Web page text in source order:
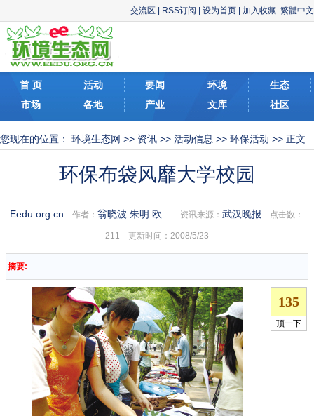
交流区 RSS订阅 设为首页 加入收藏 繁體中文
首 页 活动 要闻 环境
生态
市场
各地 产业 文库 社区
您现在的位置： 环境生态网 >> 资讯 >> 活动信息 >> 环保活动 >> 正文
环保布袋风靡大学校园
Eedu.org.cn 作者：翁晓波 朱明 欧… 资讯来源：武汉晚报 点击数：
211 更新时间：2008/5/23
摘要: